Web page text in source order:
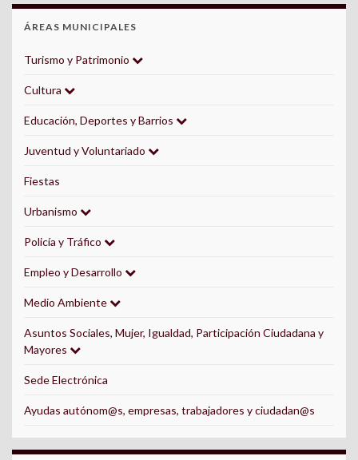
ÁREAS MUNICIPALES
Turismo y Patrimonio
Cultura
Educación, Deportes y Barrios
Juventud y Voluntariado
Fiestas
Urbanismo
Policía y Tráfico
Empleo y Desarrollo
Medio Ambiente
Asuntos Sociales, Mujer, Igualdad, Participación Ciudadana y
Mayores
Sede Electrónica
Ayudas autónom@s, empresas, trabajadores y ciudadan@s